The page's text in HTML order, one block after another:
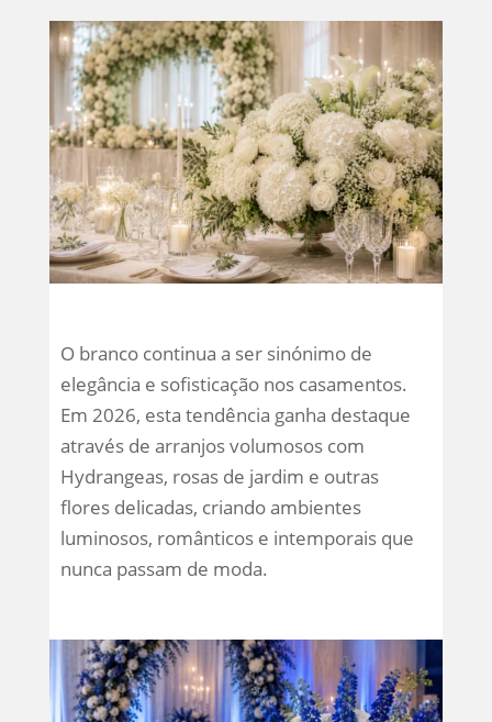
O branco continua a ser sinónimo de
elegância e sofisticação nos casamentos.
Em 2026, esta tendência ganha destaque
através de arranjos volumosos com
Hydrangeas, rosas de jardim e outras
flores delicadas, criando ambientes
luminosos, românticos e intemporais que
nunca passam de moda.